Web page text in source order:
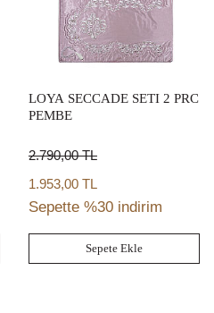
LOYA SECCADE SETI 2 PRC
PEMBE
2.790,00TL
1.953,00 TL
Sepette %30 indirim
Sepete Ekle